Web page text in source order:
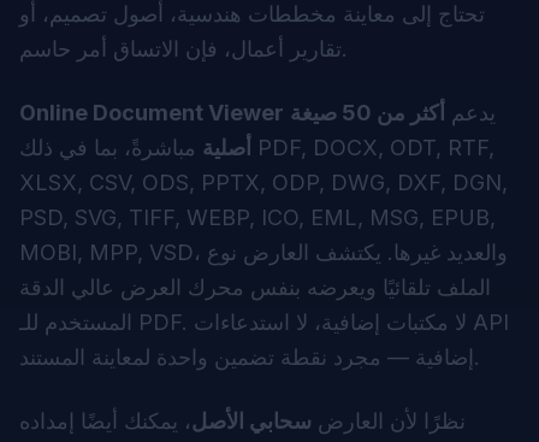
تحتاج إلى معاينة مخططات هندسية، أصول تصميم، أو
تقارير أعمال، فإن الاتساق أمر حاسم.
Online Document Viewer يدعم
أكثر من 50 صيغة
أصلية مباشرةً، بما في ذلك PDF, DOCX, ODT, RTF,
XLSX, CSV, ODS, PPTX, ODP, DWG, DXF, DGN,
PSD, SVG, TIFF, WEBP, ICO, EML, MSG, EPUB,
MOBI, MPP, VSD، والعديد غيرها. يكتشف العارض نوع
الملف تلقائيًا ويعرضه بنفس محرك العرض عالي الدقة
المستخدم للـ PDF. لا مكتبات إضافية، لا استدعاءات API
إضافية — مجرد نقطة تضمين واحدة لمعاينة المستند.
نظرًا لأن العارض سحابي الأصل، يمكنك أيضًا إمداده